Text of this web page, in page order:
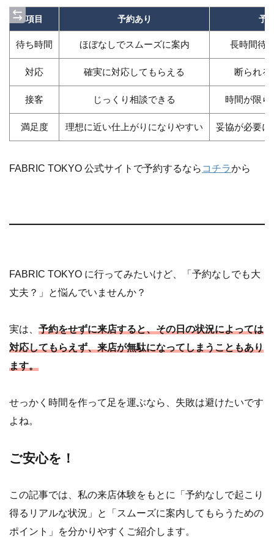
項目 予約あり 予
待ち時間 ほぼなしでスムーズに案内 長時間待
対応 確実に対応してもらえる 断られる
接客 じっくり相談できる 時間が限ら
満足度 理想に近い仕上がりになりやすい 妥協が必要に
FABRIC TOKYO 公式サイトで予約するなら コチラから
FABRIC TOKYO に行ってみたいけど、「予約なしでも大
丈夫？」と悩んでいませんか？
実は、 予約をせずに来店すると、その日の状況によっては
対応してもらえず、来店が無駄になってしまうこともあり
ます。
せっかく時間を作って足を運ぶなら、失敗は避けたいです
よね。
ご安心を！
この記事では、私の来店体験をもとに「予約なしで起こり
得るリアルな状況」と「スムーズに案内してもらうための
ポイント」を分かりやすくご紹介します。